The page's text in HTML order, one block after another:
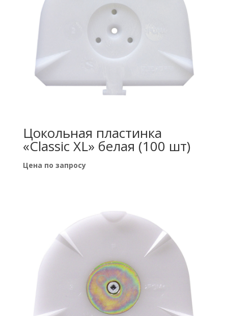
Цокольная пластинка
«Classic XL» белая (100 шт)
Цена по запросу